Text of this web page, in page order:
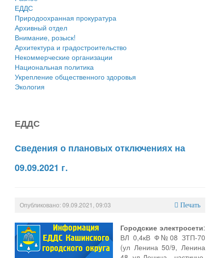
Сельские поселения
ЕДДС
Природоохранная прокуратура
Архивный отдел
Внимание, розыск!
Архитектура и градостроительство
Некоммерческие организации
Национальная политика
Укрепление общественного здоровья
Экология
ЕДДС
Сведения о плановых отключениях на
09.09.2021 г.
Опубликовано: 09.09.2021, 09:03 Печать
Городские электросети:
ВЛ 0,4кВ Ф№08 ЗТП-70
(ул Ленина 50/9, Ленина